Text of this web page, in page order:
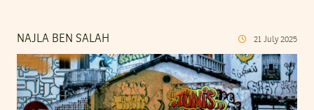
NAJLA BEN SALAH 21 July 2025